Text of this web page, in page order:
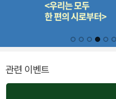
관련 이벤트